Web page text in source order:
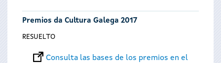
Premios da Cultura Galega 2017
RESUELTO
Consulta las bases de los premios en el